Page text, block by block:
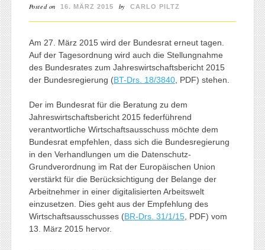
Posted on 16. MÄRZ 2015 by CARLO PILTZ
Am 27. März 2015 wird der Bundesrat erneut tagen.
Auf der Tagesordnung wird auch die Stellungnahme
des Bundesrates zum Jahreswirtschaftsbericht 2015
der Bundesregierung (BT-Drs. 18/3840, PDF) stehen.
Der im Bundesrat für die Beratung zu dem
Jahreswirtschaftsbericht 2015 federführend
verantwortliche Wirtschaftsausschuss möchte dem
Bundesrat empfehlen, dass sich die Bundesregierung
in den Verhandlungen um die Datenschutz-
Grundverordnung im Rat der Europäischen Union
verstärkt für die Berücksichtigung der Belange der
Arbeitnehmer in einer digitalisierten Arbeitswelt
einzusetzen. Dies geht aus der Empfehlung des
Wirtschaftsausschusses (BR-Drs. 31/1/15, PDF) vom
13. März 2015 hervor.